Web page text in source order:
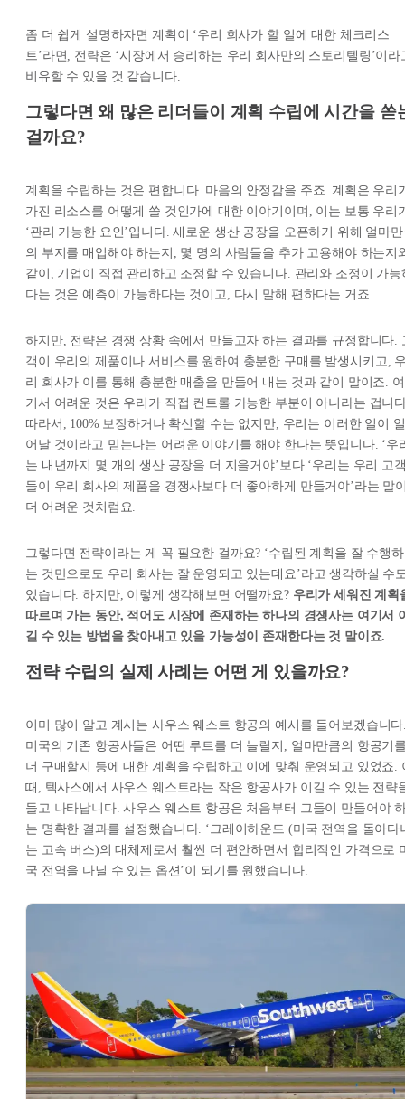
좀 더 쉽게 설명하자면 계획이 ‘우리 회사가 할 일에 대한 체크리스
트’라면, 전략은 ‘시장에서 승리하는 우리 회사만의 스토리텔링’이라
비유할 수 있을 것 같습니다.
그렇다면 왜 많은 리더들이 계획 수립에 시간을 쏟
걸까요?
계획을 수립하는 것은 편합니다. 마음의 안정감을 주죠. 계획은 우리
가진 리소스를 어떻게 쓸 것인가에 대한 이야기이며, 이는 보통 우리
‘관리 가능한 요인’입니다. 새로운 생산 공장을 오픈하기 위해 얼마
의 부지를 매입해야 하는지, 몇 명의 사람들을 추가 고용해야 하는지
같이, 기업이 직접 관리하고 조정할 수 있습니다. 관리와 조정이 가능
다는 것은 예측이 가능하다는 것이고, 다시 말해 편하다는 거죠.
하지만, 전략은 경쟁 상황 속에서 만들고자 하는 결과를 규정합니다.
객이 우리의 제품이나 서비스를 원하여 충분한 구매를 발생시키고,
리 회사가 이를 통해 충분한 매출을 만들어 내는 것과 같이 말이죠. 여
기서 어려운 것은 우리가 직접 컨트롤 가능한 부분이 아니라는 겁니
따라서, 100% 보장하거나 확신할 수는 없지만, 우리는 이러한 일이 일
어날 것이라고 믿는다는 어려운 이야기를 해야 한다는 뜻입니다. ‘우
는 내년까지 몇 개의 생산 공장을 더 지을거야’보다 ‘우리는 우리 고
들이 우리 회사의 제품을 경쟁사보다 더 좋아하게 만들거야’라는 말
더 어려운 것처럼요.
그렇다면 전략이라는 게 꼭 필요한 걸까요? ‘수립된 계획을 잘 수행하
는 것만으로도 우리 회사는 잘 운영되고 있는데요’라고 생각하실 수
있습니다. 하지만, 이렇게 생각해보면 어떨까요? 우리가 세워진 계획
따르며 가는 동안, 적어도 시장에 존재하는 하나의 경쟁사는 여기서
길 수 있는 방법을 찾아내고 있을 가능성이 존재한다는 것 말이죠.
전략 수립의 실제 사례는 어떤 게 있을까요?
이미 많이 알고 계시는 사우스 웨스트 항공의 예시를 들어보겠습니
미국의 기존 항공사들은 어떤 루트를 더 늘릴지, 얼마만큼의 항공기
더 구매할지 등에 대한 계획을 수립하고 이에 맞춰 운영되고 있었죠.
때, 텍사스에서 사우스 웨스트라는 작은 항공사가 이길 수 있는 전략
들고 나타납니다. 사우스 웨스트 항공은 처음부터 그들이 만들어야
는 명확한 결과를 설정했습니다. ‘그레이하운드 (미국 전역을 돌아다
는 고속 버스)의 대체제로서 훨씬 더 편안하면서 합리적인 가격으로
국 전역을 다닐 수 있는 옵션’이 되기를 원했습니다.